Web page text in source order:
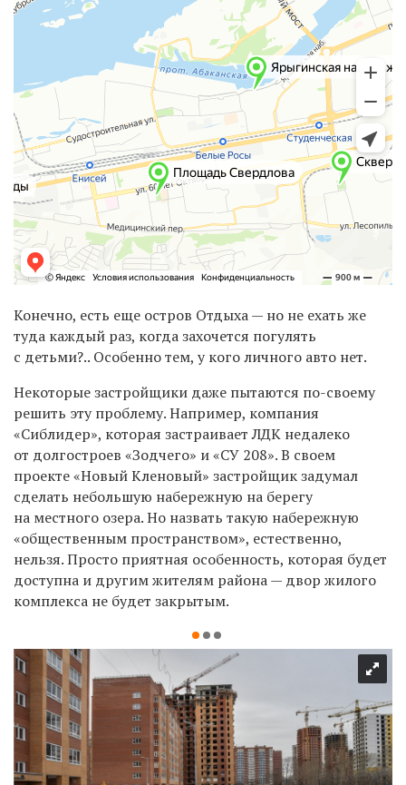
Конечно, есть еще остров Отдыха — но не ехать же
туда каждый раз, когда захочется погулять
с детьми?.. Особенно тем, у кого личного авто нет.
Некоторые застройщики даже пытаются по-своему
решить эту проблему. Например, компания
«Сиблидер», которая застраивает ЛДК недалеко
от долгостроев «Зодчего» и «СУ 208». В своем
проекте «Новый Кленовый» застройщик задумал
сделать небольшую набережную на берегу
на местного озера. Но назвать такую набережную
«общественным пространством», естественно,
нельзя. Просто приятная особенность, которая будет
доступна и другим жителям района — двор жилого
комплекса не будет закрытым.